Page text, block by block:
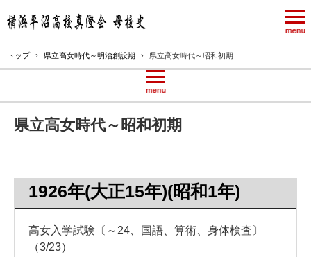
トップ › 県立高女時代～明治創設期 › 県立高女時代～昭和初期
県立高女時代～昭和初期
1926年(大正15年)(昭和1年)
高女入学試験〔～24、国語、算術、身体検査〕
（3/23）